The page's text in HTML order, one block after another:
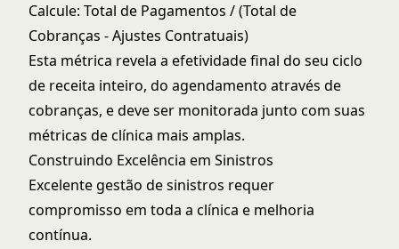
Calcule: Total de Pagamentos / (Total de
Cobranças - Ajustes Contratuais)
Esta métrica revela a efetividade final do seu ciclo
de receita inteiro, do agendamento através de
cobranças, e deve ser monitorada junto com suas
métricas de clínica mais amplas.
Construindo Excelência em Sinistros
Excelente gestão de sinistros requer
compromisso em toda a clínica e melhoria
contínua.